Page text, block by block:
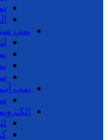
پمپ
پمپ